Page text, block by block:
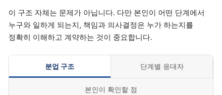
이 구조 자체는 문제가 아닙니다. 다만 본인이 어떤 단계에서
누구와 일하게 되는지, 책임과 의사결정은 누가 하는지를
정확히 이해하고 계약하는 것이 중요합니다.
분업 구조 단계별 응대자
본인이 확인할 점